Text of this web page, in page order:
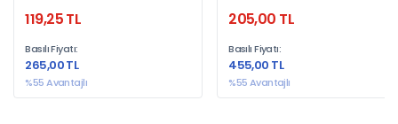
119,25 TL
Basılı Fiyatı:
265,00 TL
%55 Avantajlı
Dikmen Ada, Cansu Yıldız, Füsun
Kaya, Abdulhamit Karademir,
Asude Balaban Dağal, Gözde
Ertürk Kara, E. Hande Aydos,
Müge Yurtsever Kılıçgün
205,00 TL
Basılı Fiyatı:
455,00 TL
%55 Avantajlı